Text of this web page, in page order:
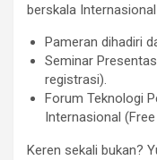
berskala
Pameran dihadiri
Seminar
registrasi).
Forum Teknologi
Internasional
Keren sekali bukan?